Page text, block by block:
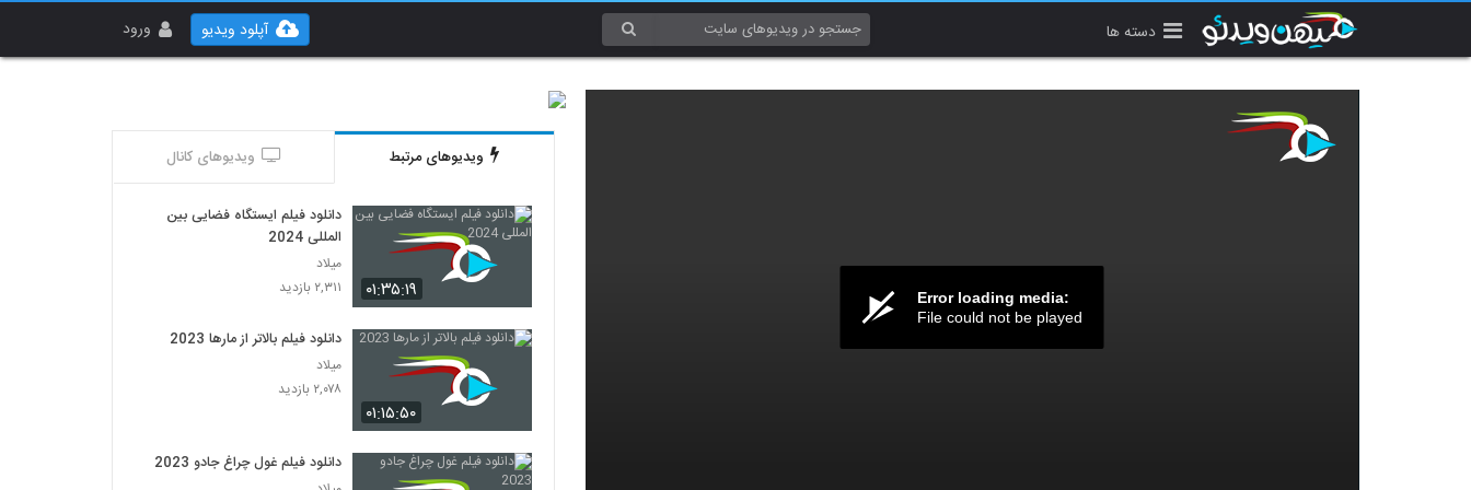
دسته ها ورود آپلود ویدیو
Error loading media:
File could not be played
ویدیوهای مرتبط ویدیوهای کانال
۰۱:۳۵:۱۹
دانلود فیلم ایستگاه فضایی بین
المللی 2024
میلاد
۲,۳۱۱ بازدید
۰۱:۱۵:۵۰
دانلود فیلم بالاتر از مارها 2023
میلاد
۲,۰۷۸ بازدید
دانلود فیلم غول چراغ جادو 2023